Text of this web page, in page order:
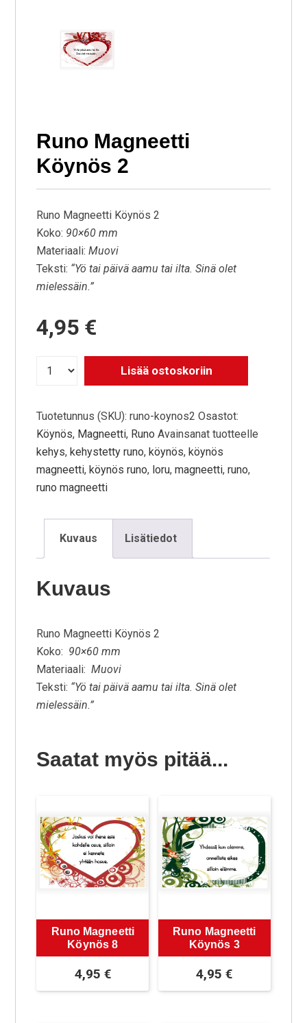
Runo Magneetti
Köynös 2
Runo Magneetti Köynös 2
Koko: 90×60 mm
Materiaali:Muovi
Teksti: “Yö tai päivä aamu tai ilta. Sinä olet
mielessäin.”
4,95 €
Lisää ostoskoriin
Tuotetunnus (SKU):runo-koynos2 Osastot:
Köynös, Magneetti, Runo Avainsanat tuotteelle
kehys, kehystetty runo, köynös, köynös
magneetti, köynös runo, loru,magneetti,runo,
runo magneetti
Kuvaus Lisätiedot
Kuvaus
Runo Magneetti Köynös 2
Koko: 90×60 mm
Materiaali:Muovi
Teksti: “Yö tai päivä aamu tai ilta. Sinä olet
mielessäin.”
Saatat myös pitää...
Runo Magneetti
Köynös 8
4,95 €
Runo Magneetti
Köynös 3
4,95€